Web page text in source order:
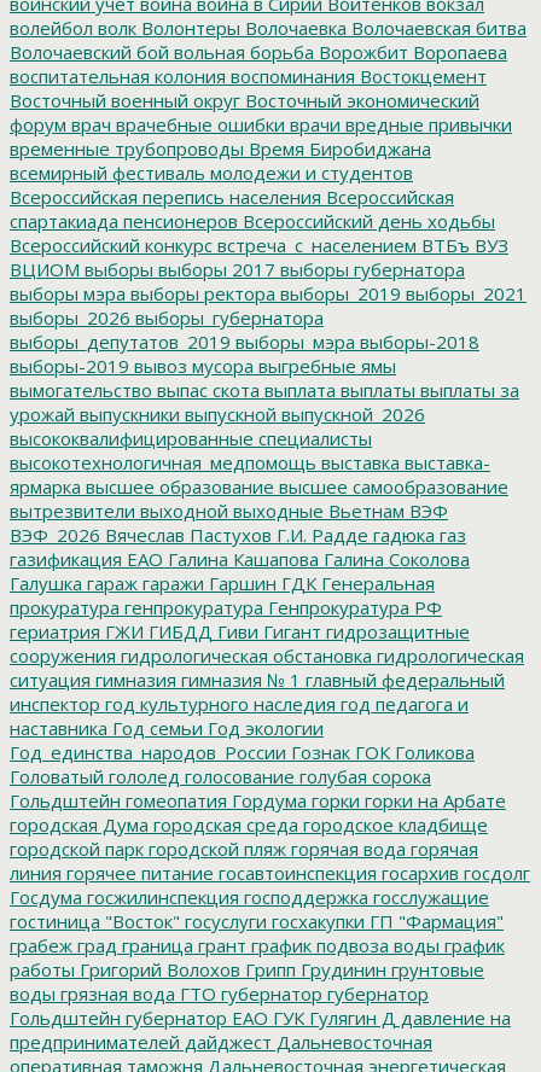
волейбол волк Волонтеры Волочаевка Волочаевская битва
Волочаевский бой вольная борьба Ворожбит Воропаева
воспитательная колония воспоминания Востокцемент
Восточный военный округ Восточный экономический
форум врач врачебные ошибки врачи вредные привычки
временные трубопроводы Время Биробиджана
всемирный фестиваль молодежи и студентов
Всероссийская перепись населения Всероссийская
спартакиада пенсионеров Всероссийский день ходьбы
Всероссийский конкурс встреча_с_населением ВТБъ ВУЗ
ВЦИОМ выборы выборы 2017 выборы губернатора
выборы мэра выборы ректора выборы_2019 выборы_2021
выборы_2026 выборы_губернатора
выборы_депутатов_2019 выборы_мэра выборы-2018
выборы-2019 вывоз мусора выгребные ямы
вымогательство выпас скота выплата выплаты выплаты за
урожай выпускники выпускной выпускной_2026
высококвалифицированные специалисты
высокотехнологичная_медпомощь выставка выставка-
ярмарка высшее образование высшее самообразование
вытрезвители выходной выходные Вьетнам ВЭФ
ВЭФ_2026 Вячеслав Пастухов Г.И. Радде гадюка газ
газификация ЕАО Галина Кашапова Галина Соколова
Галушка гараж гаражи Гаршин ГДК Генеральная
прокуратура генпрокуратура Генпрокуратура РФ
гериатрия ГЖИ ГИБДД Гиви Гигант гидрозащитные
сооружения гидрологическая обстановка гидрологическая
ситуация гимназия гимназия № 1 главный федеральный
инспектор год культурного наследия год педагога и
наставника Год семьи Год экологии
Год_единства_народов_России Гознак ГОК Голикова
Головатый гололед голосование голубая сорока
Гольдштейн гомеопатия Гордума горки горки на Арбате
городская Дума городская среда городское кладбище
городской парк городской пляж горячая вода горячая
линия горячее питание госавтоинспекция госархив госдолг
Госдума госжилинспекция господдержка госслужащие
гостиница "Восток" госуслуги госхакупки ГП "Фармация"
грабеж град граница грант график подвоза воды график
работы Григорий Волохов Грипп Грудинин грунтовые
воды грязная вода ГТО губернатор губернатор
Гольдштейн губернатор ЕАО ГУК Гулягин Д давление на
предпринимателей дайджест Дальневосточная
оперативная таможня Дальневосточная энергетическая